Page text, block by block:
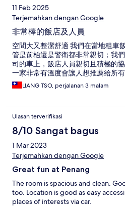
11 Feb 2025
Terjemahkan dengan Google
非常棒的飯店及人員
空間大又整潔舒適 我們在當地租車
管是前枱還是警衛都非常親切；我
司的車上，飯店人員親切且積極的
一家非常有溫度會讓人想推薦給所
LIANG TSO, perjalanan 3 malam
Ulasan terverifikasi
8/10 Sangat bagus
1 Mar 2023
Terjemahkan dengan Google
Great fun at Penang
The room is spacious and clean.
too. Location is good as easy
places of interests via car.